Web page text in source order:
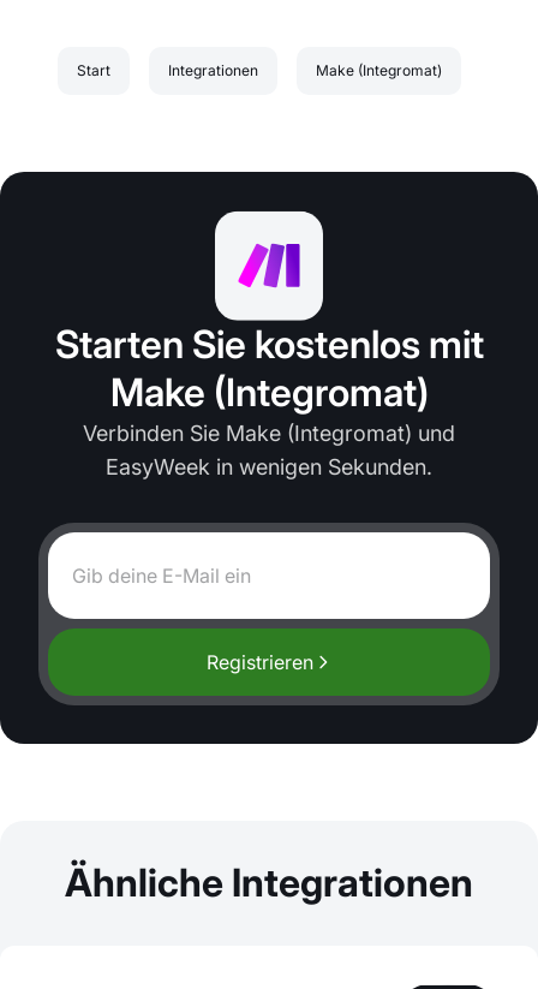
Start Integrationen Make (Integromat)
Starten Sie kostenlos mit
Make (Integromat)
Verbinden Sie Make (Integromat) und
EasyWeek in wenigen Sekunden.
Registrieren
Ähnliche Integrationen